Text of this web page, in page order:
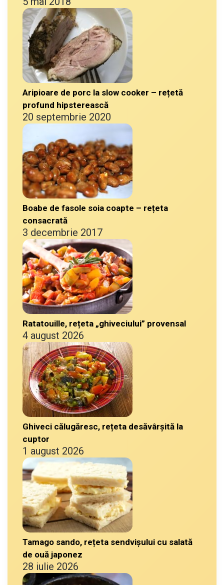
Aripioare de porc la slow cooker – rețetă
profund hipsterească
20 septembrie 2020
Boabe de fasole soia coapte – rețeta
consacrată
3 decembrie 2017
Ratatouille, rețeta „ghiveciului” provensal
4 august 2026
Ghiveci călugăresc, rețeta desăvârșită la
cuptor
1 august 2026
Tamago sando, rețeta sendvișului cu salată
de ouă japonez
28 iulie 2026